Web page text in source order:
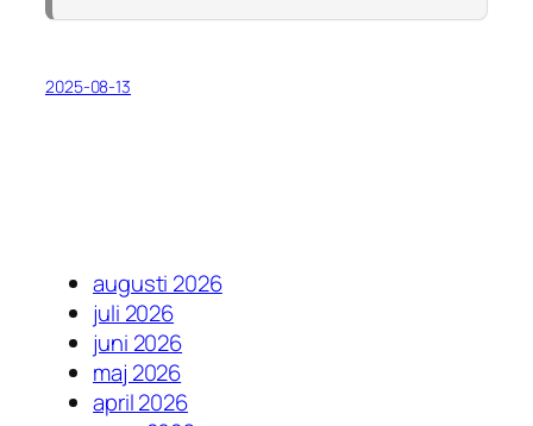
2025-08-13
augusti 2026
juli 2026
juni 2026
maj 2026
april 2026